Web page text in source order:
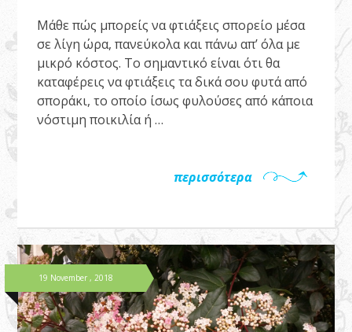
Μάθε πώς μπορείς να φτιάξεις σπορείο μέσα
σε λίγη ώρα, πανεύκολα και πάνω απ’ όλα με
μικρό κόστος. Το σημαντικό είναι ότι θα
καταφέρεις να φτιάξεις τα δικά σου φυτά από
σποράκι, το οποίο ίσως φυλούσες από κάποια
νόστιμη ποικιλία ή …
περισσότερα
19 November , 2018